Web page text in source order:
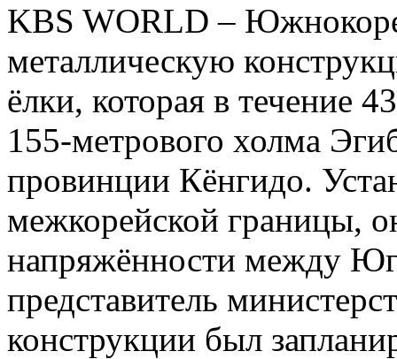
KBS WORLD –
металлическую
ёлки, которая в течение
155-метрового холма
провинции Кёнгидо.
межкорейской границы,
напряжённости между
представитель
конструкции был